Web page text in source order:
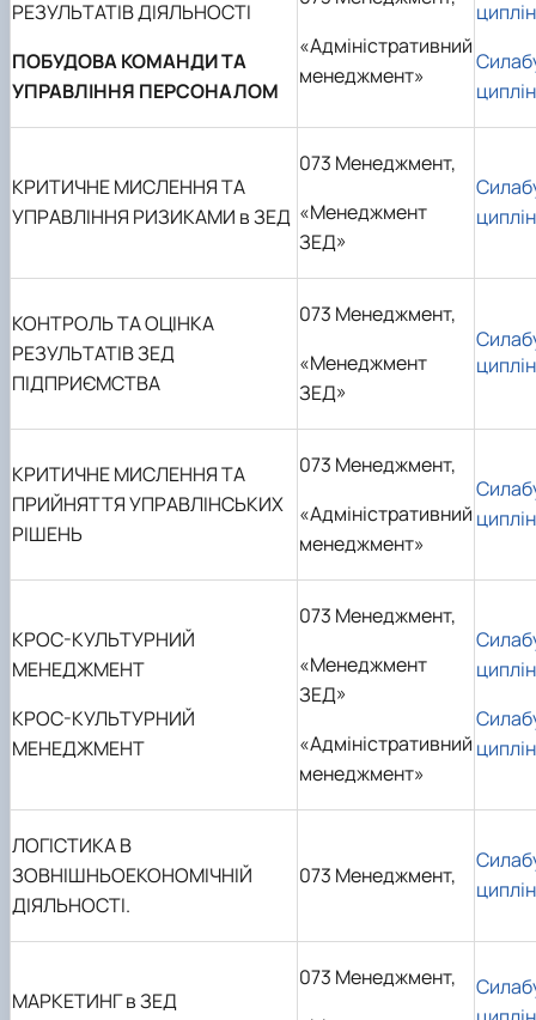
РЕЗУЛЬТАТІВ ДІЯЛЬНОСТІ
ПОБУДОВА КОМАНДИ ТА
УПРАВЛІННЯ ПЕРСОНАЛОМ
«Адміністративний
менеджмент»
КРИТИЧНЕ МИСЛЕННЯ ТА
УПРАВЛІННЯ РИЗИКАМИ в ЗЕД
073 Менеджмент,
«Менеджмент
ЗЕД»
КОНТРОЛЬ ТА ОЦІНКА
РЕЗУЛЬТАТІВ ЗЕД
ПІДПРИЄМСТВА
073 Менеджмент,
«Менеджмент
ЗЕД»
КРИТИЧНЕ МИСЛЕННЯ ТА
ПРИЙНЯТТЯ УПРАВЛІНСЬКИХ
РІШЕНЬ
073 Менеджмент,
«Адміністративний
менеджмент»
КРОС-КУЛЬТУРНИЙ
МЕНЕДЖМЕНТ
КРОС-КУЛЬТУРНИЙ
МЕНЕДЖМЕНТ
073 Менеджмент,
«Менеджмент
ЗЕД»
«Адміністративний
менеджмент»
ЛОГІСТИКА В
ЗОВНІШНЬОЕКОНОМІЧНІЙ
ДІЯЛЬНОСТІ.
073 Менеджмент,
МАРКЕТИНГ в ЗЕД
073 Менеджмент,